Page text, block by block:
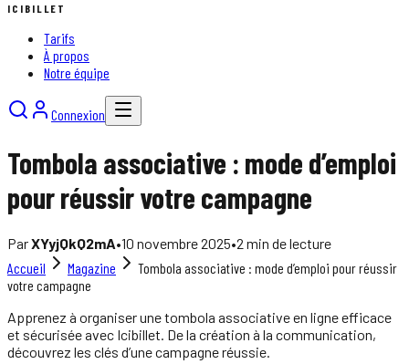
ICIBILLET
Tarifs
À propos
Notre équipe
Connexion
Tombola associative : mode d’emploi
pour réussir votre campagne
ParXYyjQkQ2mA•10 novembre 2025•2 min de lecture
Accueil
Magazine
Tombola associative : mode d’emploi pour réussir
votre campagne
Apprenez à organiser une tombola associative en ligne efficace
et sécurisée avec Icibillet. De la création à la communication,
découvrez les clés d’une campagne réussie.